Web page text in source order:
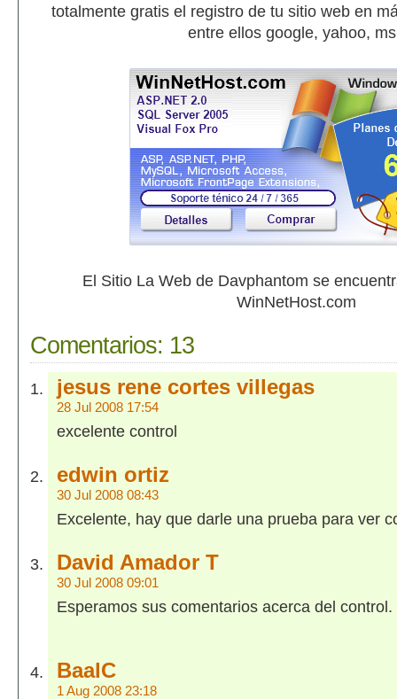
totalmente gratis el registro de tu sitio web en
entre ellos google, yahoo,
El Sitio La Web de Davphantom se
WinNetHost.com
Comentarios: 13
jesus rene cortes villegas
28 Jul 2008 17:54
excelente control
edwin ortiz
30 Jul 2008 08:43
Excelente, hay que darle una prueba para ver
David Amador T
30 Jul 2008 09:01
Esperamos sus comentarios acerca del control.
BaalC
1 Aug 2008 23:18